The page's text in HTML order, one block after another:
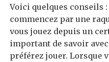
Voici quelques conseils
commencez par une
vous jouez depuis un
important de savoir
préférez jouer. Lorsque